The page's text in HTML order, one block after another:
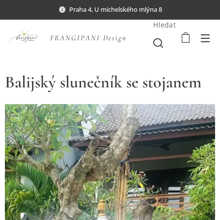
Praha 4, U michelského mlýna 8
FRANGIPANI Design
Hledat
Balijský slunečník se stojanem
Šedá